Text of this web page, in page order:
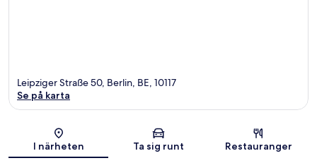
Karta
Leipziger Straße 50, Berlin, BE, 10117
Se på karta
I närheten Ta sig runt Restauranger